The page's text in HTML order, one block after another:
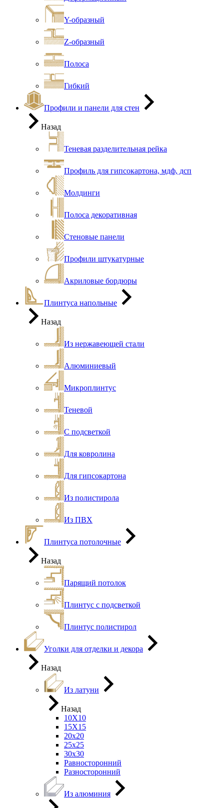
Y-образный
Z-образный
Полоса
Гибкий
Профили и панели для стен
Назад
Теневая разделительная рейка
Профиль для гипсокартона, мдф, дсп
Молдинги
Полоса декоративная
Стеновые панели
Профили штукатурные
Акриловые бордюры
Плинтуса напольные
Назад
Из нержавеющей стали
Алюминиевый
Микроплинтус
Теневой
С подсветкой
Для ковролина
Для гипсокартона
Из полистирола
Из ПВХ
Плинтуса потолочные
Назад
Парящий потолок
Плинтус с подсветкой
Плинтус полистирол
Уголки для отделки и декора
Назад
Из латуни
Назад
10Х10
15Х15
20х20
25х25
30х30
Равносторонний
Разносторонний
Из алюминия